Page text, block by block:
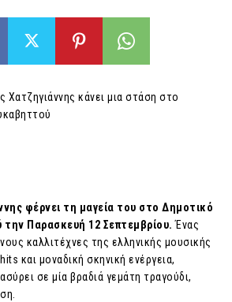
Χατζηγιάννης κάνει μια στάση στο
φέρνει τη μαγεία του στο Δημοτικό
Παρασκευή 12 Σεπτεμβρίου. Ένας
καλλιτέχνες της ελληνικής μουσικής
και μοναδική σκηνική ενέργεια,
σε μία βραδιά γεμάτη τραγούδι,